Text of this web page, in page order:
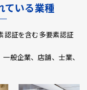
ている業種
認証を含む多要素認証
般企業、店舗、士業、